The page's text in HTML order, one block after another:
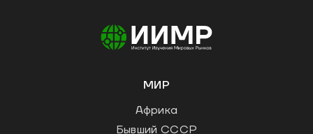
МИР
Африка
Бывший СССР